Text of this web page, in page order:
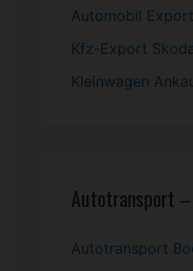
Automobil
Kfz-Export
Kleinwagen
Autotransport
Autotransport